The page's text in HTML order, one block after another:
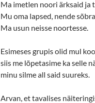
Ma imetlen noori ärksaid ja
Mu oma lapsed, nende
Ma usun neisse noortesse.
Esimeses grupis olid mul
siis me lõpetasime ka selle
minu silme all said suureks.
Arvan, et tavalises